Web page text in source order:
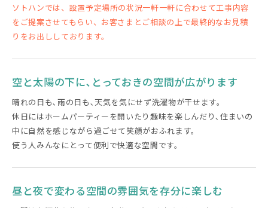
ソトハンでは、設置予定場所の状況一軒一軒に合わせて工事内容
をご提案させてもらい、お客さまとご相談の上で最終的なお見積
りをお出ししております。
空と太陽の下に､とっておきの空間が広がります
晴れの日も､雨の日も､天気を気にせず洗濯物が干せます。
休日にはホームパーティーを開いたり趣味を楽しんだり､住まいの
中に自然を感じながら過ごせて笑顔がおふれます。
使う人みんなにとって便利で快適な空間です。
昼と夜で変わる空間の雰囲気を存分に楽しむ